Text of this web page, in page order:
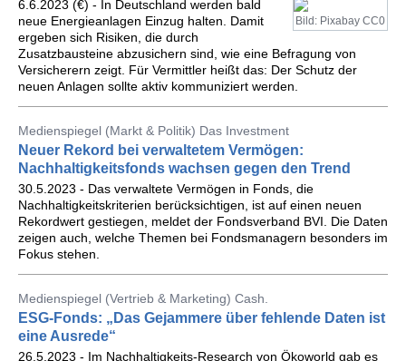
Bild: Pixabay CC0
6.6.2023 (€) - In Deutschland werden bald
neue Energieanlagen Einzug halten. Damit
ergeben sich Risiken, die durch
Zusatzbausteine abzusichern sind, wie eine Befragung von
Versicherern zeigt. Für Vermittler heißt das: Der Schutz der
neuen Anlagen sollte aktiv kommuniziert werden.
Medienspiegel (Markt & Politik) Das Investment
Neuer Rekord bei verwaltetem Vermögen:
Nachhaltigkeitsfonds wachsen gegen den Trend
30.5.2023 - Das verwaltete Vermögen in Fonds, die
Nachhaltigkeitskriterien berücksichtigen, ist auf einen neuen
Rekordwert gestiegen, meldet der Fondsverband BVI. Die Daten
zeigen auch, welche Themen bei Fondsmanagern besonders im
Fokus stehen.
Medienspiegel (Vertrieb & Marketing) Cash.
ESG-Fonds: „Das Gejammere über fehlende Daten ist
eine Ausrede“
26.5.2023 - Im Nachhaltigkeits-Research von Ökoworld gab es